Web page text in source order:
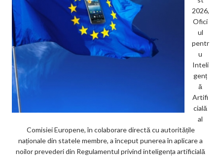
2026,
Ofici
ul
pentr
u
Inteli
genț
ă
Artifi
cială
al
Comisiei Europene, în colaborare directă cu autoritățile
naționale din statele membre, a început punerea în aplicare a
noilor prevederi din Regulamentul privind inteligența artificială